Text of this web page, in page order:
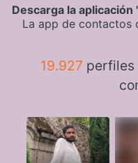
Descarga la
La app de contactos
19.927 perfiles